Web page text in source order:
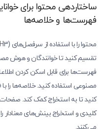
ساختاردهی محتوا برای
فهرست‌ها و خلاصه‌ها
تقسیم کنید تا خوانندگان و هوش
فهرست‌ها برای قابل اسکن کردن
کنید تا به استخراج کمک کند.
کلیدی و استخراج بینش‌های